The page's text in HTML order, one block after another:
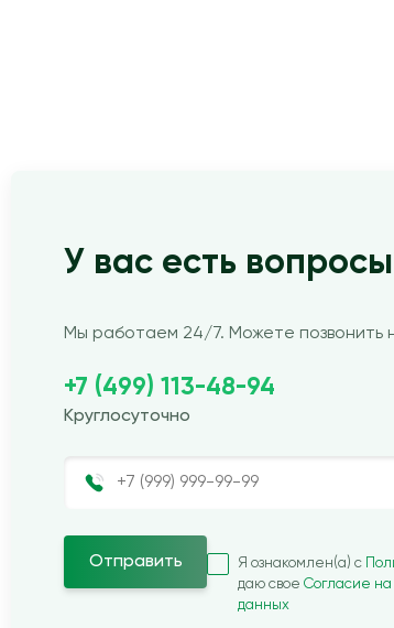
У вас есть
Мы работаем 24/7. Можете позвонить
+7 (499) 113-48-94
Круглосуточно
Отправить Я ознакомлен(а) с
даю свое Согласие на
данных